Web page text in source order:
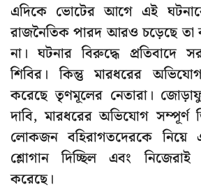
এদিকে ভোটের আগে এই
রাজনৈতিক পারদ আরও চড়েছে তা
না। ঘটনার বিরুদ্ধে প্রতিবাদে
শিবির। কিন্তু মারধরের
করেছে তৃণমূলের নেতারা।
দাবি, মারধরের অভিযোগ সম্পূর্ণ
লোকজন বহিরাগতদেরকে নিয়ে
শ্লোগান দিচ্ছিল এবং
করেছে।